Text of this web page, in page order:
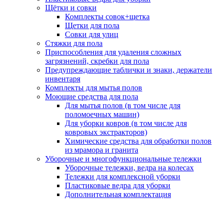
Щётки и совки
Комплекты совок+щетка
Щетки для пола
Совки для улиц
Стяжки для пола
Приспособления для удаления сложных
загрязнений, скребки для пола
Предупреждающие таблички и знаки, держатели
инвентаря
Комплекты для мытья полов
Моющие средства для пола
Для мытья полов (в том числе для
поломоечных машин)
Для уборки ковров (в том числе для
ковровых экстракторов)
Химические средства для обработки полов
из мрамора и гранита
Уборочные и многофункциональные тележки
Уборочные тележки, ведра на колесах
Тележки для комплексной уборки
Пластиковые ведра для уборки
Дополнительная комплектация